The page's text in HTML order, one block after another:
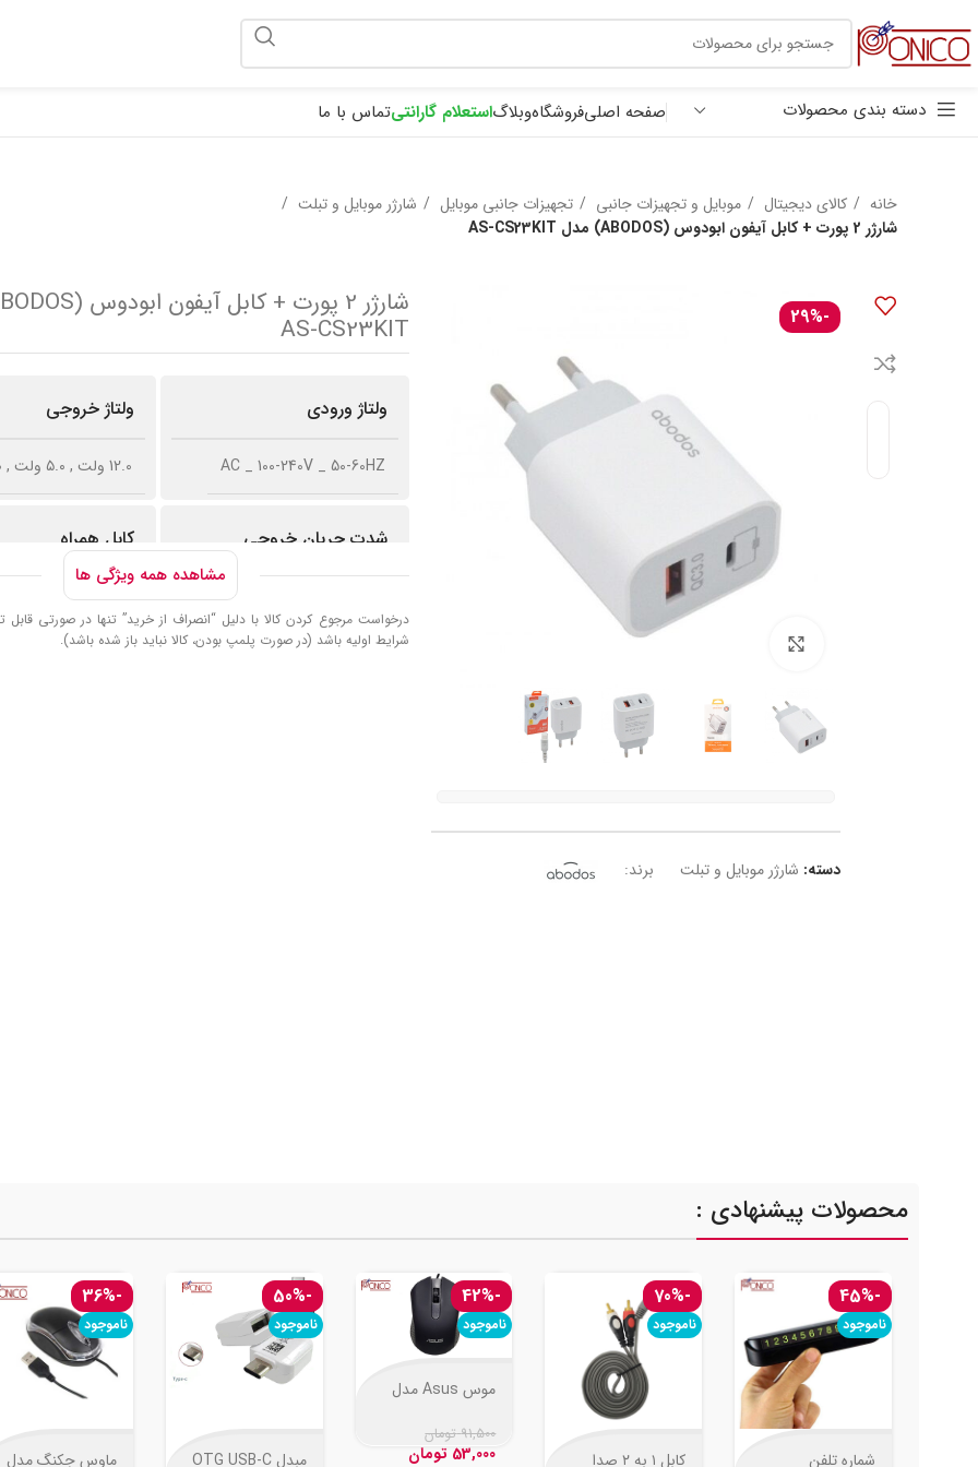
دسته بندی محصولات صفحه اصلیفروشگاهوبلاگاستعلام گارانتیتماس با ما
خانه کالای دیجیتال موبایل و تجهیزات جانبی تجهیزات جانبی موبایل
شارژر موبایل و تبلت
شارژر 2 پورت + کابل آیفون ابودوس (ABODOS) مدل AS-CS23KIT
-29%
برای بزرگنمایی کلیک کنید
دسته: شارژر موبایل و تبلت برند:
AS-CS23KIT
ولتاژ ورودی
AC _ 100-240V _ 50-60HZ
ولتاژ خروجی
12.0 ولت , ۵.۰ ولت ,
شدت جریان خروجی
,
۲.۰ آمپر مخصوص تبلت و
موبایل,
۳.۰ آمپر مخصوص تبلت
کابل همراه
کابل لایتنینگ 100 سانتی متری
مشاهده همه ویژگی ها
درخواست مرجوع کردن کالا با دلیل “انصراف از خرید” تنها در صورتی قابل
شرایط اولیه باشد (در صورت پلمپ بودن، کالا نباید باز شده باشد).
محصولات پیشنهادی :
-45%
ناموجود
شماره تلفن
-70%
ناموجود
کابل ۱ به ۲ صدا
-42%
ناموجود
موس Asus مدل
91,500 تومان
53,000 تومان
-50%
ناموجود
مبدل OTG USB-C
-36%
ناموجود
ماوس جکنگ مدل
30 هزار تومان ترب پی